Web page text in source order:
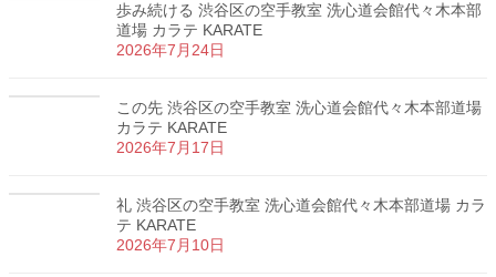
歩み続ける 渋谷区の空手教室 洗心道会館代々木本部
道場 カラテ KARATE
2026年7月24日
この先 渋谷区の空手教室 洗心道会館代々木本部道場
カラテ KARATE
2026年7月17日
礼 渋谷区の空手教室 洗心道会館代々木本部道場 カラ
テ KARATE
2026年7月10日